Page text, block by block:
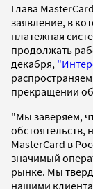
Глава
заявление, в
платежная
продолжать
декабря,
прекращении
"Мы заверяем,
обстоятельств,
MasterCard в
значимый
рынке. Мы
нашими